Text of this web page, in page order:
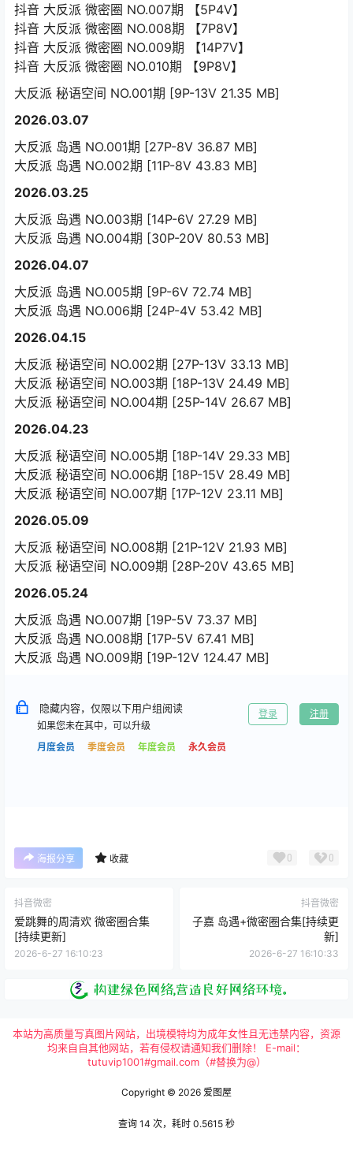
抖音 大反派 微密圈 NO.007期 【5P4V】
抖音 大反派 微密圈 NO.008期 【7P8V】
抖音 大反派 微密圈 NO.009期 【14P7V】
抖音 大反派 微密圈 NO.010期 【9P8V】
大反派 秘语空间 NO.001期 [9P-13V 21.35 MB]
2026.03.07
大反派 岛遇 NO.001期 [27P-8V 36.87 MB]
大反派 岛遇 NO.002期 [11P-8V 43.83 MB]
2026.03.25
大反派 岛遇 NO.003期 [14P-6V 27.29 MB]
大反派 岛遇 NO.004期 [30P-20V 80.53 MB]
2026.04.07
大反派 岛遇 NO.005期 [9P-6V 72.74 MB]
大反派 岛遇 NO.006期 [24P-4V 53.42 MB]
2026.04.15
大反派 秘语空间 NO.002期 [27P-13V 33.13 MB]
大反派 秘语空间 NO.003期 [18P-13V 24.49 MB]
大反派 秘语空间 NO.004期 [25P-14V 26.67 MB]
2026.04.23
大反派 秘语空间 NO.005期 [18P-14V 29.33 MB]
大反派 秘语空间 NO.006期 [18P-15V 28.49 MB]
大反派 秘语空间 NO.007期 [17P-12V 23.11 MB]
2026.05.09
大反派 秘语空间 NO.008期 [21P-12V 21.93 MB]
大反派 秘语空间 NO.009期 [28P-20V 43.65 MB]
2026.05.24
大反派 岛遇 NO.007期 [19P-5V 73.37 MB]
大反派 岛遇 NO.008期 [17P-5V 67.41 MB]
大反派 岛遇 NO.009期 [19P-12V 124.47 MB]
隐藏内容，仅限以下用户组阅读
如果您未在其中，可以升级
月度会员
季度会员 年度会员 永久会员
登录 注册
海报分享 收藏 0 0
抖音微密
爱跳舞的周清欢 微密圈合集
[持续更新]
2026-6-27 16:10:23
抖音微密
子嘉 岛遇+微密圈合集[持续更
新]
2026-6-27 16:10:33
本站为高质量写真图片网站，出境模特均为成年女性且无违禁内容，资源
均来自自其他网站，若有侵权请通知我们删除！ E-mail：
tutuvip1001#gmail.com（#替换为@）
Copyright © 2026 爱图屋
查询 14 次，耗时 0.5615 秒